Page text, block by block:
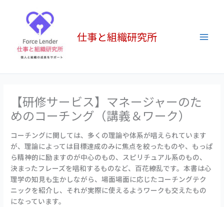
プ
仕事と組織研究所
【研修サービス】マネージャーのた
めのコーチング（講義＆ワーク）
コーチングに関しては、多くの理論や体系が唱えられています
が、理論によっては目標達成のみに焦点を絞ったものや、もっぱ
ら精神的に励ますのが中心のもの、スピリチュアル系のもの、
決まったフレーズを唱和するものなど、百花繚乱です。本書は心
理学の知見も生かしながら、場面場面に応じたコーチングテク
ニックを紹介し、それが実際に使えるようワークも交えたもの
になっています。